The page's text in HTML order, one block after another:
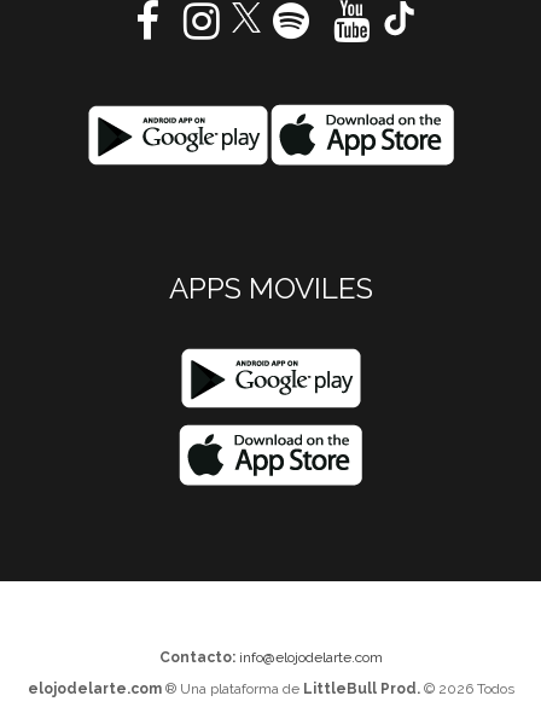
APPS MOVILES
Contacto: info@elojodelarte.com
elojodelarte.com® Una plataforma de LittleBull Prod.© 2026 Todos